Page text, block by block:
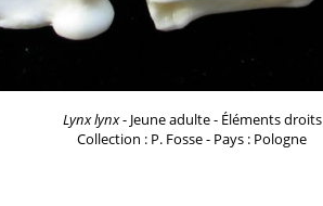
Lynx lynx- Jeune adulte - Éléments droits
Collection : P. Fosse - Pays : Pologne